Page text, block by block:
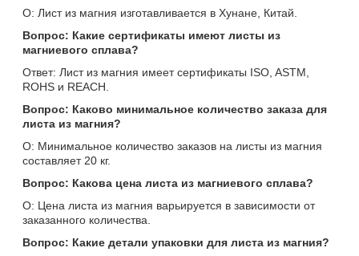
О: Лист из магния изготавливается в Хунане, Китай.
Вопрос: Какие сертификаты имеют листы из
магниевого сплава?
Ответ: Лист из магния имеет сертификаты ISO, ASTM,
ROHS и REACH.
Вопрос: Каково минимальное количество заказа для
листа из магния?
О: Минимальное количество заказов на листы из магния
составляет 20 кг.
Вопрос: Какова цена листа из магниевого сплава?
О: Цена листа из магния варьируется в зависимости от
заказанного количества.
Вопрос: Какие детали упаковки для листа из магния?